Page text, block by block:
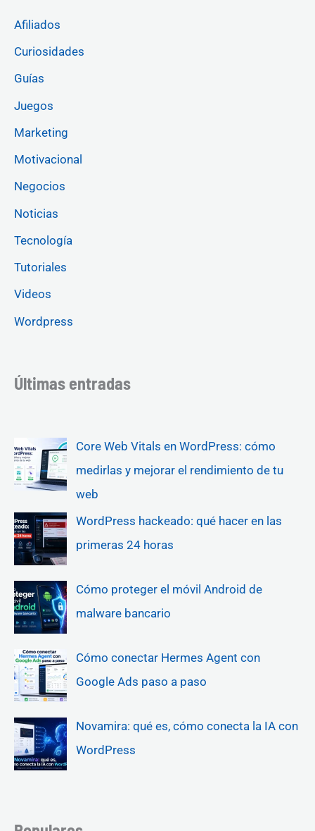
Afiliados
Curiosidades
Guías
Juegos
Marketing
Motivacional
Negocios
Noticias
Tecnología
Tutoriales
Videos
Wordpress
Últimas entradas
Core Web Vitals en WordPress: cómo
medirlas y mejorar el rendimiento de tu
web
WordPress hackeado: qué hacer en las
primeras 24 horas
Cómo proteger el móvil Android de
malware bancario
Cómo conectar Hermes Agent con
Google Ads paso a paso
Novamira: qué es, cómo conecta la IA con
WordPress